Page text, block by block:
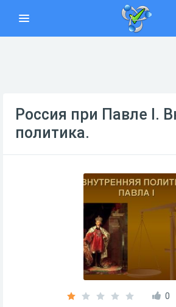
Россия при Павле I.
политика.
0